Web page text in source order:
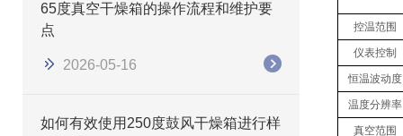
65度真空干燥箱的操作流程和维护要
点
2026-05-16
如何有效使用250度鼓风干燥箱进行样
控温范围
仪表控制
恒温波动度
温度分辨率
真空范围